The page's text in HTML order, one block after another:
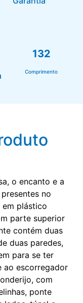
132
Comprimento
o encanto e a
no
plástico
parte superior
contém duas
duas paredes,
para se ter
ao escorregador
com
ponte